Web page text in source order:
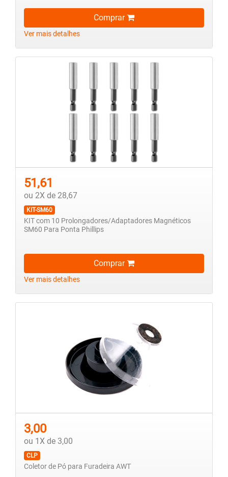
Comprar
Ver mais detalhes
51,61
ou 2X de 28,67
KIT-SM60
KIT com 10 Prolongadores/Adaptadores Magnéticos
SM60 Para Ponta Phillips
Comprar
Ver mais detalhes
3,00
ou 1X de 3,00
CLP
Coletor de Pó para Furadeira AWT